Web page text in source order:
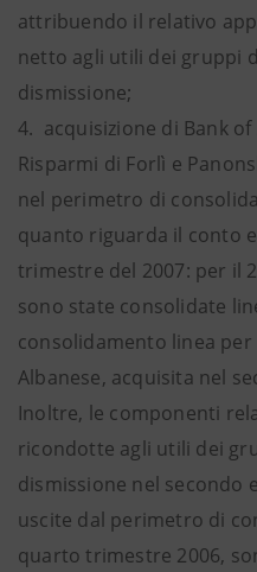
attribuendo il relativo
netto agli utili dei gruppi
dismissione;
4. acquisizione di Bank of
Risparmi di Forlì e
nel perimetro di
quanto riguarda il conto
trimestre del 2007: per il
sono state consolidate
consolidamento linea per
Albanese, acquisita nel
Inoltre, le componenti
ricondotte agli utili dei
dismissione nel secondo
uscite dal perimetro di
quarto trimestre 2006,